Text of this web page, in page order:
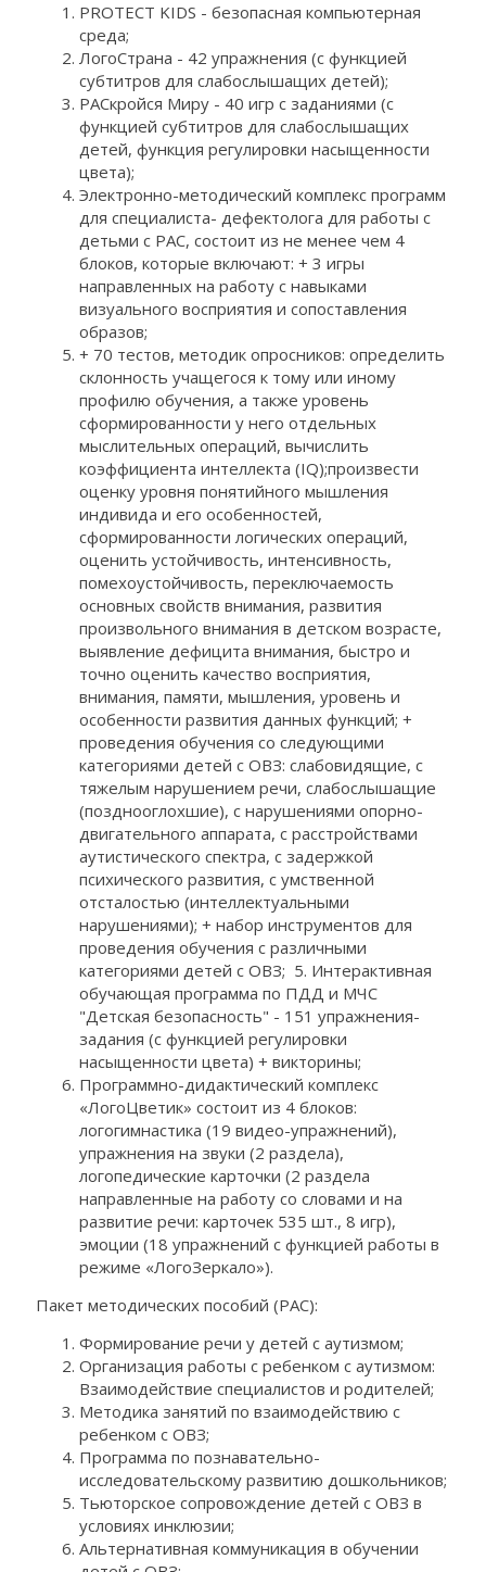
PROTECT KIDS - безопасная компьютерная
среда;
ЛогоСтрана - 42 упражнения (с функцией
субтитров для слабослышащих детей);
РАСкройся Миру - 40 игр с заданиями (с
функцией субтитров для слабослышащих
детей, функция регулировки насыщенности
цвета);
Электронно-методический комплекс программ
для специалиста- дефектолога для работы с
детьми с РАС, состоит из не менее чем 4
блоков, которые включают: + 3 игры
направленных на работу с навыками
визуального восприятия и сопоставления
образов;
+ 70 тестов, методик опросников: определить
склонность учащегося к тому или иному
профилю обучения, а также уровень
сформированности у него отдельных
мыслительных операций, вычислить
коэффициента интеллекта (IQ);произвести
оценку уровня понятийного мышления
индивида и его особенностей,
сформированности логических операций,
оценить устойчивость, интенсивность,
помехоустойчивость, переключаемость
основных свойств внимания, развития
произвольного внимания в детском возрасте,
выявление дефицита внимания, быстро и
точно оценить качество восприятия,
внимания, памяти, мышления, уровень и
особенности развития данных функций; +
проведения обучения со следующими
категориями детей с ОВЗ: слабовидящие, с
тяжелым нарушением речи, слабослышащие
(позднооглохшие), с нарушениями опорно-
двигательного аппарата, с расстройствами
аутистического спектра, с задержкой
психического развития, с умственной
отсталостью (интеллектуальными
нарушениями); + набор инструментов для
проведения обучения с различными
категориями детей с ОВЗ; 5. Интерактивная
обучающая программа по ПДД и МЧС
"Детская безопасность" - 151 упражнения-
задания (с функцией регулировки
насыщенности цвета) + викторины;
Программно-дидактический комплекс
«ЛогоЦветик» состоит из 4 блоков:
логогимнастика (19 видео-упражнений),
упражнения на звуки (2 раздела),
логопедические карточки (2 раздела
направленные на работу со словами и на
развитие речи: карточек 535 шт., 8 игр),
эмоции (18 упражнений с функцией работы в
режиме «ЛогоЗеркало»).
Пакет методических пособий (РАС):
Формирование речи у детей с аутизмом;
Организация работы с ребенком с аутизмом:
Взаимодействие специалистов и родителей;
Методика занятий по взаимодействию с
ребенком с ОВЗ;
Программа по познавательно-
исследовательскому развитию дошкольников;
Тьюторское сопровождение детей с ОВЗ в
условиях инклюзии;
Альтернативная коммуникация в обучении